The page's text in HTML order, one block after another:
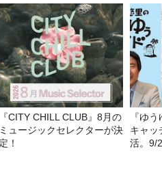
食べ比べ】
『CITY CHILL CLUB』8月の
ミュージックセレクターが決
定！
『ゆ
キャッ
活。9/